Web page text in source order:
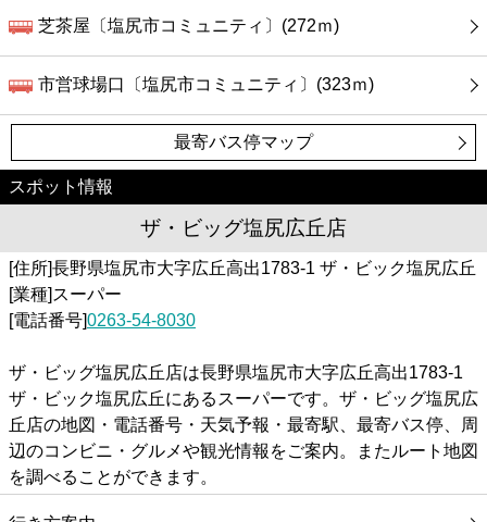
芝茶屋〔塩尻市コミュニティ〕(272ｍ)
市営球場口〔塩尻市コミュニティ〕(323ｍ)
最寄バス停マップ
スポット情報
ザ・ビッグ塩尻広丘店
[住所]長野県塩尻市大字広丘高出1783-1 ザ・ビック塩尻広丘
[業種]スーパー
[電話番号]0263-54-8030
ザ・ビッグ塩尻広丘店は長野県塩尻市大字広丘高出1783-1
ザ・ビック塩尻広丘にあるスーパーです。ザ・ビッグ塩尻広
丘店の地図・電話番号・天気予報・最寄駅、最寄バス停、周
辺のコンビニ・グルメや観光情報をご案内。またルート地図
を調べることができます。